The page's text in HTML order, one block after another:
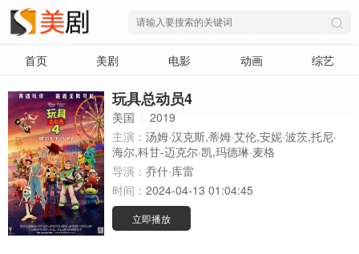
首页 美剧 电影 动画 综艺
玩具总动员4
美国
2019
主演： 汤姆·汉克斯,蒂姆·艾伦,安妮·波茨,托尼·
海尔,科甘-迈克尔·凯,玛德琳·麦格
导演： 乔什·库雷
时间： 2024-04-13 01:04:45
立即播放